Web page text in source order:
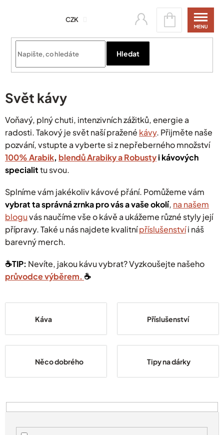
CZK
Hledat
Nákupní
košík
Svět kávy
Voňavý, plný chuti, intenzivních zážitků, energie a
radosti. Takový je svět naší pražené kávy. Přijměte naše
pozvání, vstupte a vyberte si z nepřeberného množství
100% Arabik, blendů Arabiky a Robustyi kávových
specialittu svou.
Splníme vám jakékoliv kávové přání. Pomůžeme vám
vybrat ta správná zrnka pro vás a vaše okolí, na našem
bloguvás naučíme vše o kávě a ukážeme různé styly její
přípravy. Také u nás najdete kvalitnípříslušenstvíi náš
barevný merch.
☕️TIP: Nevíte, jakou kávu vybrat? Vyzkoušejte našeho
průvodce výběrem. ☕️
Káva Příslušenství
Něco dobrého Tipy na dárky
V